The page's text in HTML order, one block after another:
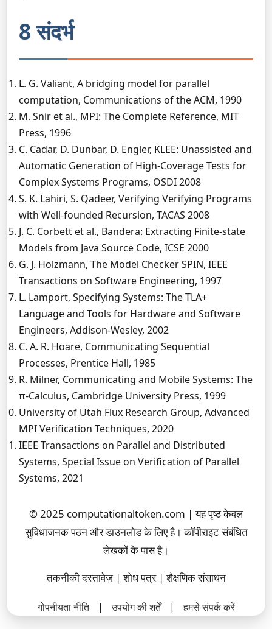
8 संदर्भ
L. G. Valiant, A bridging model for parallel
computation, Communications of the ACM, 1990
M. Snir et al., MPI: The Complete Reference, MIT
Press, 1996
C. Cadar, D. Dunbar, D. Engler, KLEE: Unassisted and
Automatic Generation of High-Coverage Tests for
Complex Systems Programs, OSDI 2008
S. K. Lahiri, S. Qadeer, Verifying Verifying Programs
with Well-founded Recursion, TACAS 2008
J. C. Corbett et al., Bandera: Extracting Finite-state
Models from Java Source Code, ICSE 2000
G. J. Holzmann, The Model Checker SPIN, IEEE
Transactions on Software Engineering, 1997
L. Lamport, Specifying Systems: The TLA+
Language and Tools for Hardware and Software
Engineers, Addison-Wesley, 2002
C. A. R. Hoare, Communicating Sequential
Processes, Prentice Hall, 1985
R. Milner, Communicating and Mobile Systems: The
π-Calculus, Cambridge University Press, 1999
University of Utah Flux Research Group, Advanced
MPI Verification Techniques, 2020
IEEE Transactions on Parallel and Distributed
Systems, Special Issue on Verification of Parallel
Systems, 2021
© 2025 computationaltoken.com | यह पृष्ठ केवल
सुविधाजनक पठन और डाउनलोड के लिए है। कॉपीराइट संबंधित
लेखकों के पास है।
तकनीकी दस्तावेज़ | शोध पत्र | शैक्षणिक संसाधन
गोपनीयता नीति | उपयोग की शर्तें | हमसे संपर्क करें